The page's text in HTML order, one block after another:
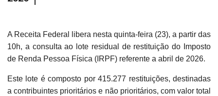
A Receita Federal libera nesta quinta-feira (23), a partir das
10h, a consulta ao lote residual de restituição do Imposto
de Renda Pessoa Física (IRPF) referente a abril de 2026.
Este lote é composto por 415.277 restituições, destinadas
a contribuintes prioritários e não prioritários, com valor total